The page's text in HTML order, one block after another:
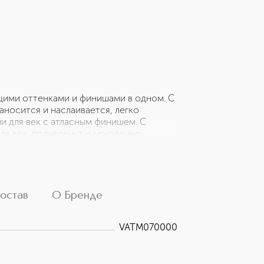
оттенками и финишами в одном. С
и наслаивается, легко
для век с атласным финишем. С
век, подчеркнут и мгновенно
текстуры друг на друга или
носит контактные линзы. Не
красители.
О Бренде
VATM070000